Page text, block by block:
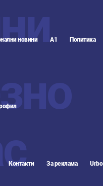
новини А1 Политика
Контакти За реклама Urbo